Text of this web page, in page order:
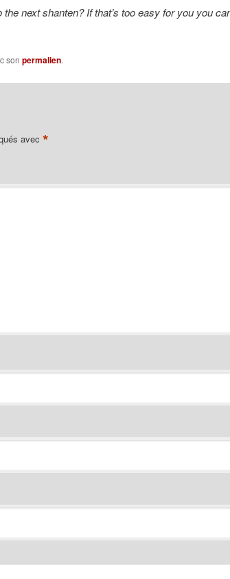
next shanten? If that’s too easy for you you
sonpermalien.
avec *